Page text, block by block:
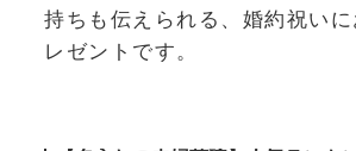
持ちも伝えられる、婚約祝い
レゼントです。